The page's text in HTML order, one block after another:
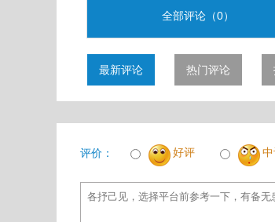
全部评论（0）
最新评论 热门评论
评价： 好评